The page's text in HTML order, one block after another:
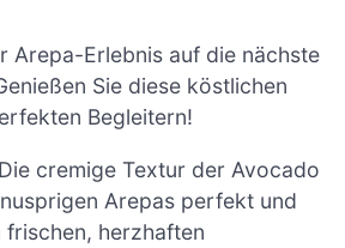
Arepa-Erlebnis auf die nächste
Sie diese köstlichen
Begleitern!
Die cremige Textur der Avocado
Arepas perfekt und
frischen, herzhaften